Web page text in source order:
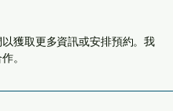
獲取更多資訊或安排預約。我
。